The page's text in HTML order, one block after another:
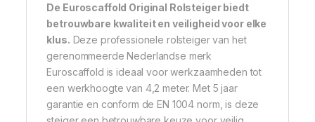
De Euroscaffold Original Rolsteiger biedt
betrouwbare kwaliteit en veiligheid voor elke
klus. Deze professionele rolsteiger van het
gerenommeerde Nederlandse merk
Euroscaffold is ideaal voor werkzaamheden tot
een werkhoogte van 4,2 meter. Met 5 jaar
garantie en conform de EN 1004 norm, is deze